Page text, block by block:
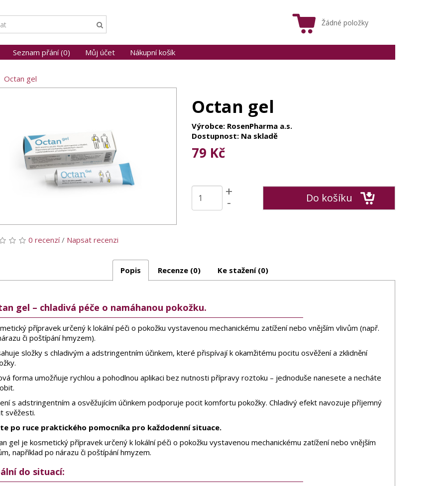
Žádné položky
Seznam přání (0) Můj účet Nákupní košík
Octan gel
0 recenzí/ Napsat recenzi
Octan gel
Výrobce: RosenPharma a.s.
Dostupnost: Na skladě
79 Kč
+
- Do košíku
Popis Recenze (0) Ke stažení (0)
gel – chladivá péče o namáhanou pokožku.
přípravek určený k lokální péči o pokožku vystavenou mechanickému zatížení nebo vnějším vlivům (např.
či poštípání hmyzem).
složky s chladivým a adstringentním účinkem, které přispívají k okamžitému pocitu osvěžení a zklidnění
forma umožňuje rychlou a pohodlnou aplikaci bez nutnosti přípravy roztoku – jednoduše nanesete a necháte
s adstringentním a osvěžujícím účinkem podporuje pocit komfortu pokožky. Chladivý efekt navozuje příjemný
svěžesti.
po ruce praktického pomocníka pro každodenní situace.
gel je kosmetický přípravek určený k lokální péči o pokožku vystavenou mechanickému zatížení nebo vnějším
například po nárazu či poštípání hmyzem.
do situací: